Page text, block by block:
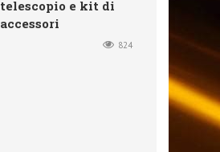
telescopio e kit di
accessori
824